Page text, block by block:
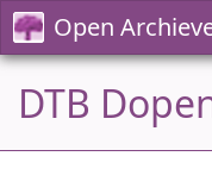
Open
DTB